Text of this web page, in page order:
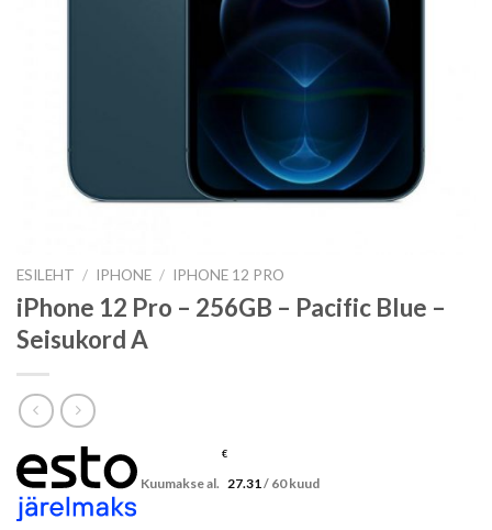
ESILEHT / IPHONE / IPHONE 12 PRO
iPhone 12 Pro – 256GB – Pacific Blue –
Seisukord A
Kuumakse al.
€
27.31 / 60 kuud